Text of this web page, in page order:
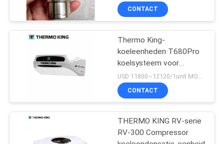
Thermokoning T
Series
Isuzu Refrigerated
Truck
CONTACT
Thermo King-
koeleenheden T680Pro
koelsysteem voor
vrachtwagens voor het
vervoer van
voedsel/vlees/fruit/bloemen
USD 11800~12120/1unit MOQ:1 eenheid
CONTACT
THERMO KING RV-serie
RV-300 Compressor